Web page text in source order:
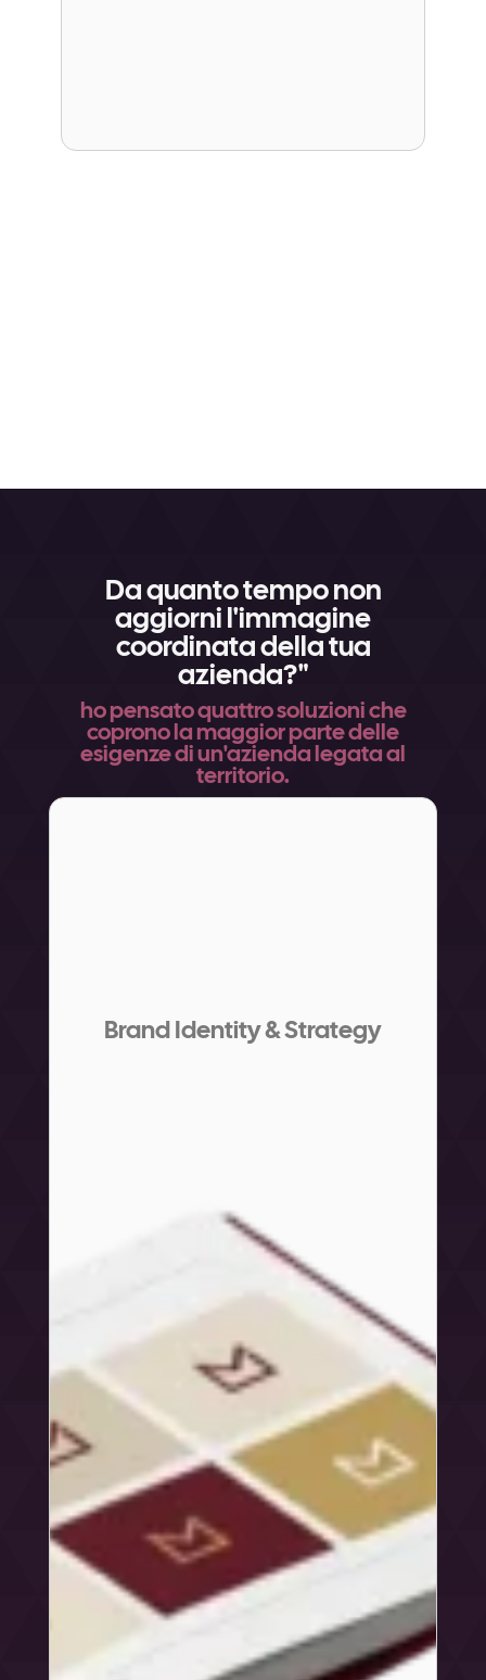
Da quanto tempo non
aggiorni l'immagine
coordinata della tua
azienda?"
ho pensato quattro soluzioni che
coprono la maggior parte delle
esigenze di un'azienda legata al
territorio.
Brand Identity & Strategy